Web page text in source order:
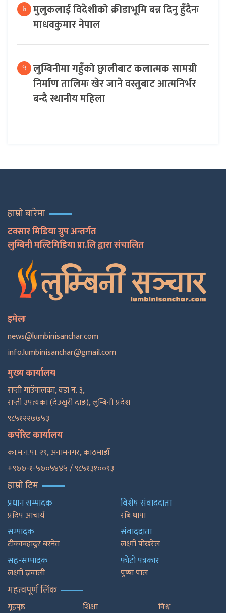
४ मुलुकलाई विदेशीको क्रीडाभूमि बन्न दिनु हुँदैनः
माधवकुमार नेपाल
५ लुम्बिनीमा गहुँको छ्वालीबाट कलात्मक सामग्री
निर्माण तालिमः खेर जाने वस्तुबाट आत्मनिर्भर
बन्दै स्थानीय महिला
हाम्रो बारेमा
टक्सार मिडिया ग्रुप अन्तर्गत
लुम्बिनी मल्टिमिडिया प्रा.लि द्वारा संचालित
इमेलः
news@lumbinisanchar.com
info.lumbinisanchar@gmail.com
मुख्य कार्यालय
राप्ती गाउँपालका, वडा नं. ३,
राप्ती उपत्यका (देउखुरी दाङ), लुम्बिनी प्रदेश
९८५१२२७७५३
कर्पोरेट कार्यालय
का.म.न.पा. २९, अनामनगर, काठमाडाैँ
+९७७-१-५७०५४४५ / ९८५१३१००९३
हाम्रो टिम
प्रधान सम्पादक
प्रदिप आचार्य
सम्पादक
टीकाबहादुर बस्नेत
सह-सम्पादक
लक्ष्मी ज्ञवाली
विशेष संवाददाता
रबि थापा
संवाददाता
लक्ष्मी पोखरेल
फाेटाे पत्रकार
पुष्षा पाल
महत्वपूर्ण लिंक
गृहपृष्ठ शिक्षा विश्व